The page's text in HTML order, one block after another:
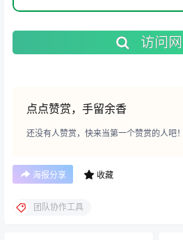
访问
点点赞赏，手留余香
还没有人赞赏，快来当第一个赞赏的人吧！
海报分享 收藏
团队协作工具